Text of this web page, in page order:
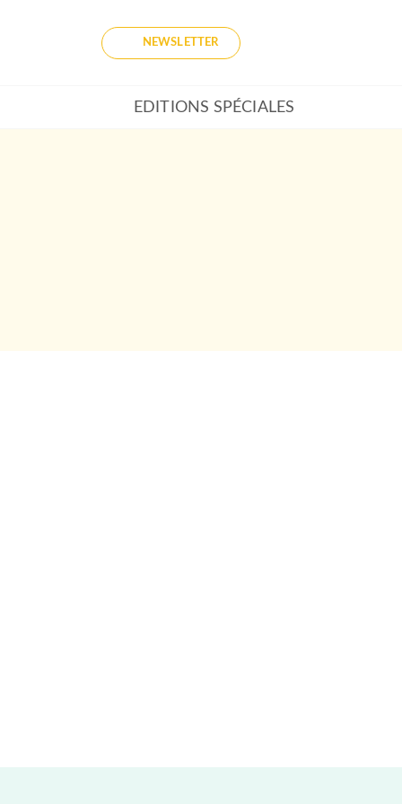
NEWSLETTER
EDITIONS SPÉCIALES